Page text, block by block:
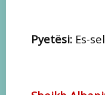
Pyetësi: Es-